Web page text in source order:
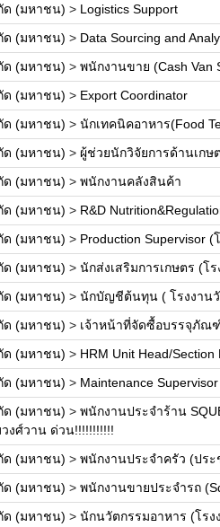
ด (มหาชน) > Logistics Support
ด (มหาชน) > Data Sourcing and
ด (มหาชน) > พนักงานขาย (Cash Van
ด (มหาชน) > Export Coordinator
ด (มหาชน) > นักเทคนิคอาหาร(Food
ด (มหาชน) > ผู้ช่วยนักวิจัยการด้านเกษ
ด (มหาชน) > พนักงานคลังสินค้า
ด (มหาชน) > R&D
ด (มหาชน) > Production Supervisor
ด (มหาชน) > นักส่งเสริมการเกษตร (โ
ด (มหาชน) > นักบัญชีต้นทุน ( โรงงาน
ด (มหาชน) > เจ้าหน้าที่จัดซื้อบรรจุภัณ
ด (มหาชน) > HRM Unit Head/
ด (มหาชน) > Maintenance
ด (มหาชน) > พนักงานประจำร้าน
งศ์วาน ด่วน!!!!!!!!!!!
ด (มหาชน) > พนักงานประจำครัว (ปร
ด (มหาชน) > พนักงานขายประจำรถ
ด (มหาชน) > นักนวัตกรรมอาหาร (โรง